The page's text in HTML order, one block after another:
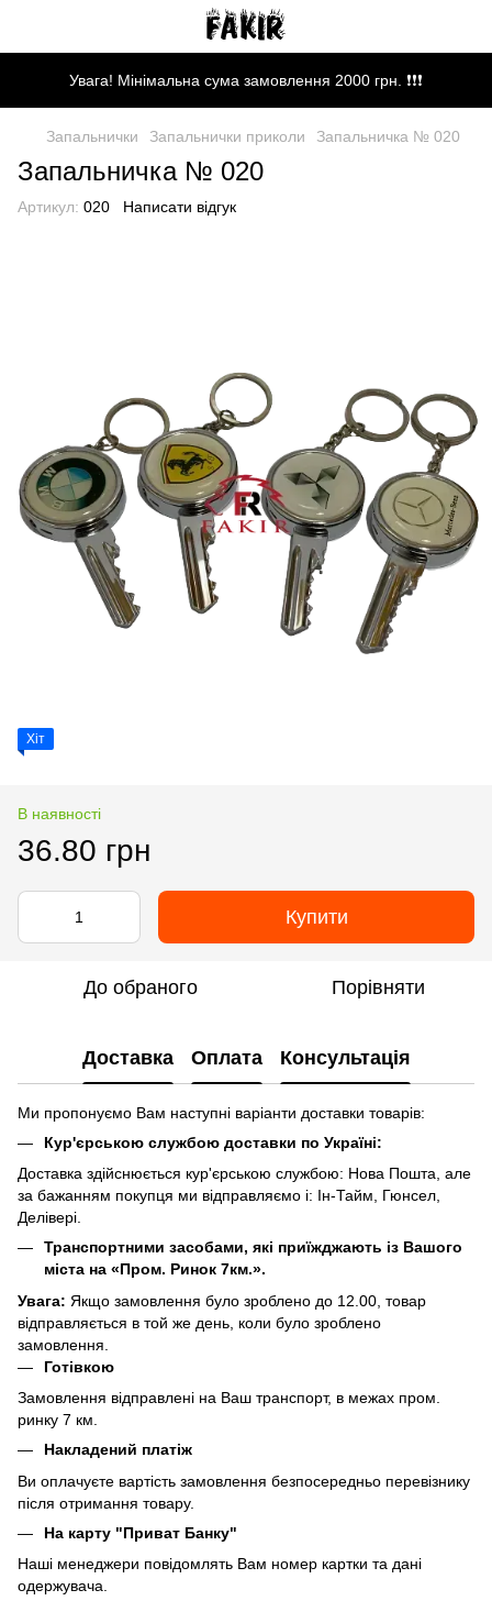
Увага! Мінімальна сума замовлення 2000 грн. ❗❗❗
Запальнички Запальнички приколи Запальничка № 020
Запальничка № 020
Артикул: 020 Написати відгук
Хіт
В наявності
36.80 грн
Купити
До обраного Порівняти
Доставка Оплата Консультація
Ми пропонуємо Вам наступні варіанти доставки товарів:
Кур'єрською службою доставки по Україні:
Доставка здійснюється кур'єрською службою: Нова Пошта, але
за бажанням покупця ми відправляємо і: Ін-Тайм, Гюнсел,
Делівері.
Транспортними засобами, які приїжджають із Вашого
міста на «Пром. Ринок 7км.».
Увага: Якщо замовлення було зроблено до 12.00, товар
відправляється в той же день, коли було зроблено
замовлення.
Готівкою
Замовлення відправлені на Ваш транспорт, в межах пром.
ринку 7 км.
Накладений платіж
Ви оплачуєте вартість замовлення безпосередньо перевізнику
після отримання товару.
На карту "Приват Банку"
Наші менеджери повідомлять Вам номер картки та дані
одержувача.